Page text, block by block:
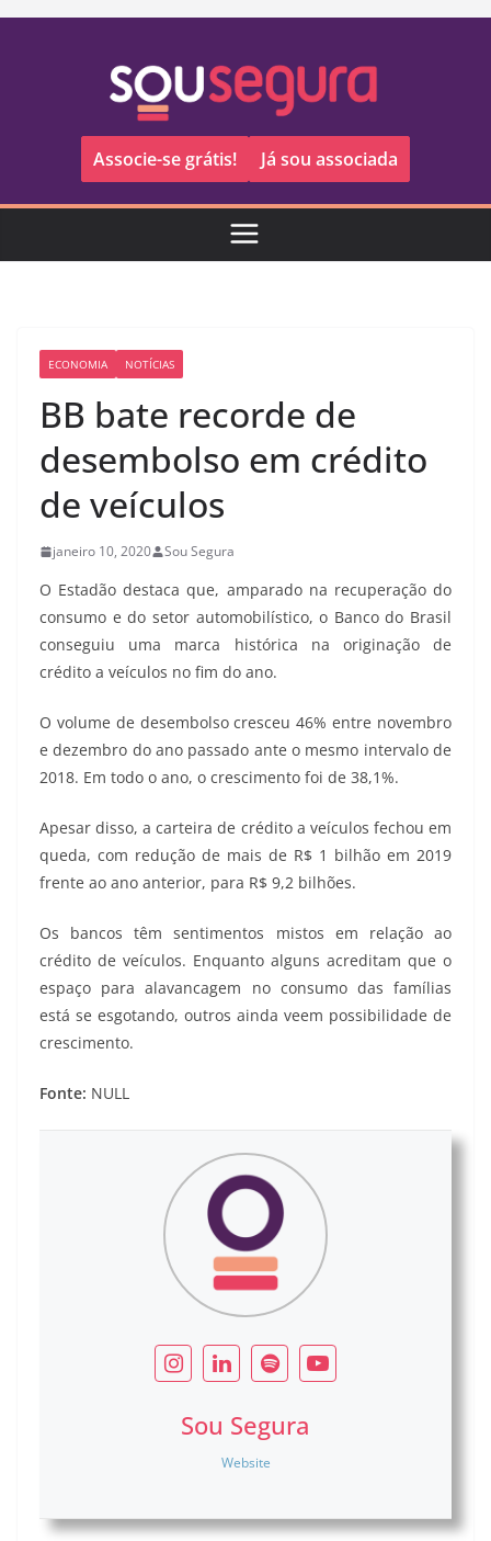
Pular
Associe-se grátis! Já sou associada
ECONOMIA NOTÍCIAS
BB bate recorde de
desembolso em crédito
de veículos
janeiro 10, 2020 Sou Segura
O Estadão destaca que, amparado na recuperação do
consumo e do setor automobilístico, o Banco do Brasil
conseguiu uma marca histórica na originação de
crédito a veículos no fim do ano.
O volume de desembolso cresceu 46% entre novembro
e dezembro do ano passado ante o mesmo intervalo de
2018. Em todo o ano, o crescimento foi de 38,1%.
Apesar disso, a carteira de crédito a veículos fechou em
queda, com redução de mais de R$ 1 bilhão em 2019
frente ao ano anterior, para R$ 9,2 bilhões.
Os bancos têm sentimentos mistos em relação ao
crédito de veículos. Enquanto alguns acreditam que o
espaço para alavancagem no consumo das famílias
está se esgotando, outros ainda veem possibilidade de
crescimento.
Fonte: NULL
Sou Segura
Website